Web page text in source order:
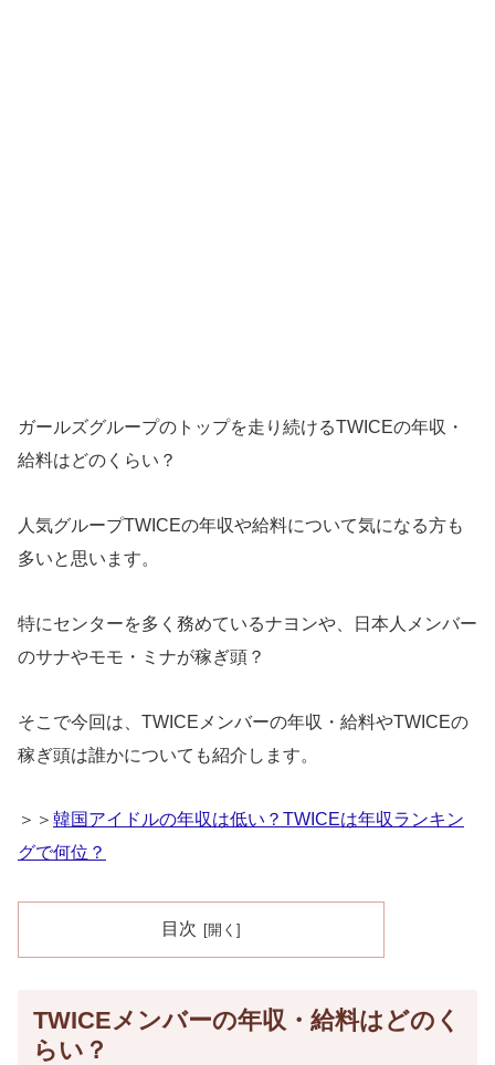
ガールズグループのトップを走り続けるTWICEの年収・
給料はどのくらい？
人気グループTWICEの年収や給料について気になる方も
多いと思います。
特にセンターを多く務めているナヨンや、日本人メンバー
のサナやモモ・ミナが稼ぎ頭？
そこで今回は、TWICEメンバーの年収・給料やTWICEの
稼ぎ頭は誰かについても紹介します。
＞＞ 韓国アイドルの年収は低い？TWICEは年収ランキン
グで何位？
目次
TWICEメンバーの年収・給料はどのく
らい？